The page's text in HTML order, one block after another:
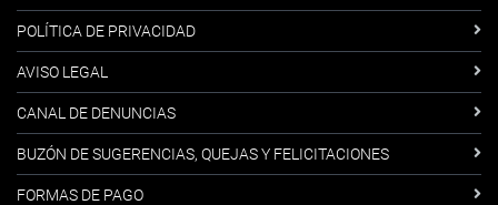
POLÍTICA DE PRIVACIDAD
AVISO LEGAL
CANAL DE DENUNCIAS
BUZÓN DE SUGERENCIAS, QUEJAS Y FELICITACIONES
FORMAS DE PAGO